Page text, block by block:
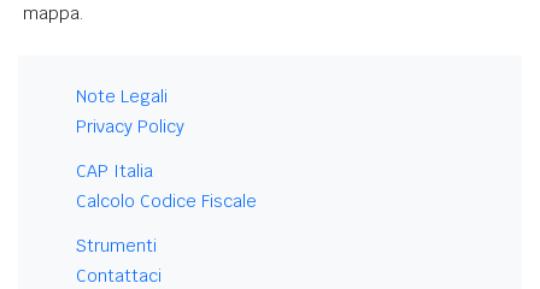
mappa.
Note Legali
Privacy Policy
CAP Italia
Calcolo Codice Fiscale
Strumenti
Contattaci